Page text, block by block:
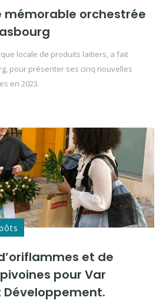
mémorable orchestrée
locale de produits laitiers, a fait
pour présenter ses cinq nouvelles
en 2023.
et de
pour Var